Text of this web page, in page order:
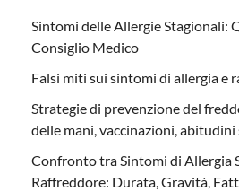
Sintomi delle Allergie Stagionali:
Consiglio Medico
Falsi miti sui sintomi di allergia e
Strategie di prevenzione del
delle mani, vaccinazioni,
Confronto tra Sintomi di Allergia
Raffreddore: Durata, Gravità,